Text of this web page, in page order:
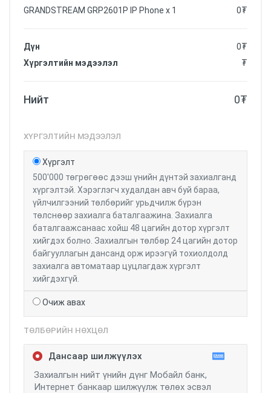
GRANDSTREAM GRP2601P IP Phone x 1 0₮
Дүн 0₮
Хүргэлтийн мэдээлэл
₮
Нийт 0₮
ХҮРГЭЛТИЙН МЭДЭЭЛЭЛ
Хүргэлт
500'000 төгрөгөөс дээш үнийн дүнтэй захиалганд
хүргэлтэй. Хэрэглэгч худалдан авч буй бараа,
үйлчилгээний төлбөрийг урьдчилж бүрэн
төлснөөр захиалга баталгаажина. Захиалга
баталгаажсанаас хойш 48 цагийн дотор хүргэлт
хийгдэх болно. Захиалгын төлбөр 24 цагийн дотор
байгууллагын дансанд орж ирээгүй тохиолдолд
захиалга автоматаар цуцлагдаж хүргэлт
хийгдэхгүй.
Очиж авах
ТӨЛБӨРИЙН НӨХЦӨЛ
Дансаар шилжүүлэх
Захиалгын нийт үнийн дүнг Мобайл банк,
Интернет банкаар шилжүүлж төлөх эсвэл